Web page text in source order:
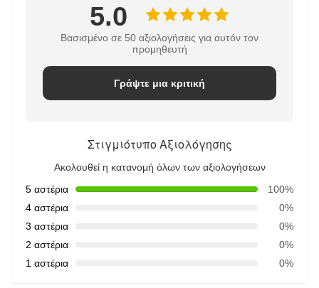
5.0
Βασισμένο σε 50 αξιολογήσεις για αυτόν τον
προμηθευτή
Γράψτε μια κριτική
Στιγμιότυπο Αξιολόγησης
Ακολουθεί η κατανομή όλων των αξιολογήσεων
5 αστέρια
100%
4 αστέρια
0%
3 αστέρια
0%
2 αστέρια
0%
1 αστέρια
0%